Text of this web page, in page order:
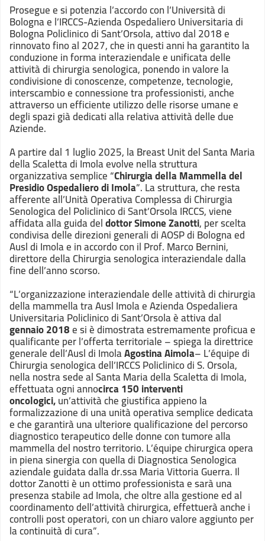
Prosegue e si potenzia l’accordo con l’Università di
Bologna e l’IRCCS-Azienda Ospedaliero Universitaria di
Bologna Policlinico di Sant’Orsola, attivo dal 2018 e
rinnovato fino al 2027, che in questi anni ha garantito la
conduzione in forma interaziendale e unificata delle
attività di chirurgia senologica, ponendo in valore la
condivisione di conoscenze, competenze, tecnologie,
interscambio e connessione tra professionisti, anche
attraverso un efficiente utilizzo delle risorse umane e
degli spazi già dedicati alla relativa attività delle due
Aziende.
A partire dal 1 luglio 2025, la Breast Unit del Santa Maria
della Scaletta di Imola evolve nella struttura
organizzativa semplice “Chirurgia della Mammella del
Presidio Ospedaliero di Imola”. La struttura, che resta
afferente all’Unità Operativa Complessa di Chirurgia
Senologica del Policlinico di Sant’Orsola IRCCS, viene
affidata alla guida deldottor Simone Zanotti, per scelta
condivisa delle direzioni generali di AOSP di Bologna ed
Ausl di Imola e in accordo con il Prof. Marco Bernini,
direttore della Chirurgia senologica interaziendale dalla
fine dell’anno scorso.
“L’organizzazione interaziendale delle attività di chirurgia
della mammella tra Ausl Imola e Azienda Ospedaliera
Universitaria Policlinico di Sant’Orsola è attiva dal
gennaio 2018e si è dimostrata estremamente proficua e
qualificante per l’offerta territoriale – spiega la direttrice
generale dell’Ausl di ImolaAgostina Aimola– L’équipe di
Chirurgia senologica dell’IRCCS Policlinico di S. Orsola,
nella nostra sede al Santa Maria della Scaletta di Imola,
effettuata ogni annocirca 150 interventi
oncologici,un’attività che giustifica appieno la
formalizzazione di una unità operativa semplice dedicata
e che garantirà una ulteriore qualificazione del percorso
diagnostico terapeutico delle donne con tumore alla
mammella del nostro territorio. L’équipe chirurgica opera
in piena sinergia con quella di Diagnostica Senologica
aziendale guidata dalla dr.ssa Maria Vittoria Guerra. Il
dottor Zanotti è un ottimo professionista e sarà una
presenza stabile ad Imola, che oltre alla gestione ed al
coordinamento dell’attività chirurgica, effettuerà anche i
controlli post operatori, con un chiaro valore aggiunto per
la continuità di cura”.